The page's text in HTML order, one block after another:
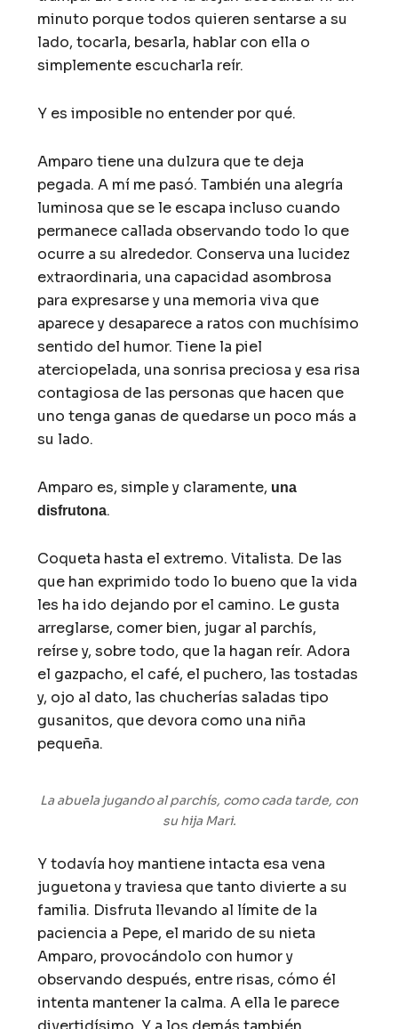
minuto porque todos quieren sentarse a su
lado, tocarla, besarla, hablar con ella o
simplemente escucharla reír.
Y es imposible no entender por qué.
Amparo tiene una dulzura que te deja
pegada. A mí me pasó. También una alegría
luminosa que se le escapa incluso cuando
permanece callada observando todo lo que
ocurre a su alrededor. Conserva una lucidez
extraordinaria, una capacidad asombrosa
para expresarse y una memoria viva que
aparece y desaparece a ratos con muchísimo
sentido del humor. Tiene la piel
aterciopelada, una sonrisa preciosa y esa risa
contagiosa de las personas que hacen que
uno tenga ganas de quedarse un poco más a
su lado.
Amparo es, simple y claramente, una
disfrutona.
Coqueta hasta el extremo. Vitalista. De las
que han exprimido todo lo bueno que la vida
les ha ido dejando por el camino. Le gusta
arreglarse, comer bien, jugar al parchís,
reírse y, sobre todo, que la hagan reír. Adora
el gazpacho, el café, el puchero, las tostadas
y, ojo al dato, las chucherías saladas tipo
gusanitos, que devora como una niña
pequeña.
La abuela jugando al parchís, como cada tarde, con
su hija Mari.
Y todavía hoy mantiene intacta esa vena
juguetona y traviesa que tanto divierte a su
familia. Disfruta llevando al límite de la
paciencia a Pepe, el marido de su nieta
Amparo, provocándolo con humor y
observando después, entre risas, cómo él
intenta mantener la calma. A ella le parece